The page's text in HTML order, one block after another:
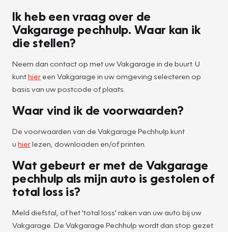
Ik heb een vraag over de
Vakgarage pechhulp. Waar kan ik
die stellen?
Neem dan contact op met uw Vakgarage in de buurt. U
kunthier een Vakgarage in uw omgeving selecteren op
basis van uw postcode of plaats.
Waar vind ik de voorwaarden?
De voorwaarden van de Vakgarage Pechhulp kunt
u hierlezen, downloaden en/of printen.
Wat gebeurt er met de Vakgarage
pechhulp als mijn auto is gestolen of
total loss is?
Meld diefstal, of het 'total loss' raken van uw auto bij uw
Vakgarage. De Vakgarage Pechhulp wordt dan stop gezet.